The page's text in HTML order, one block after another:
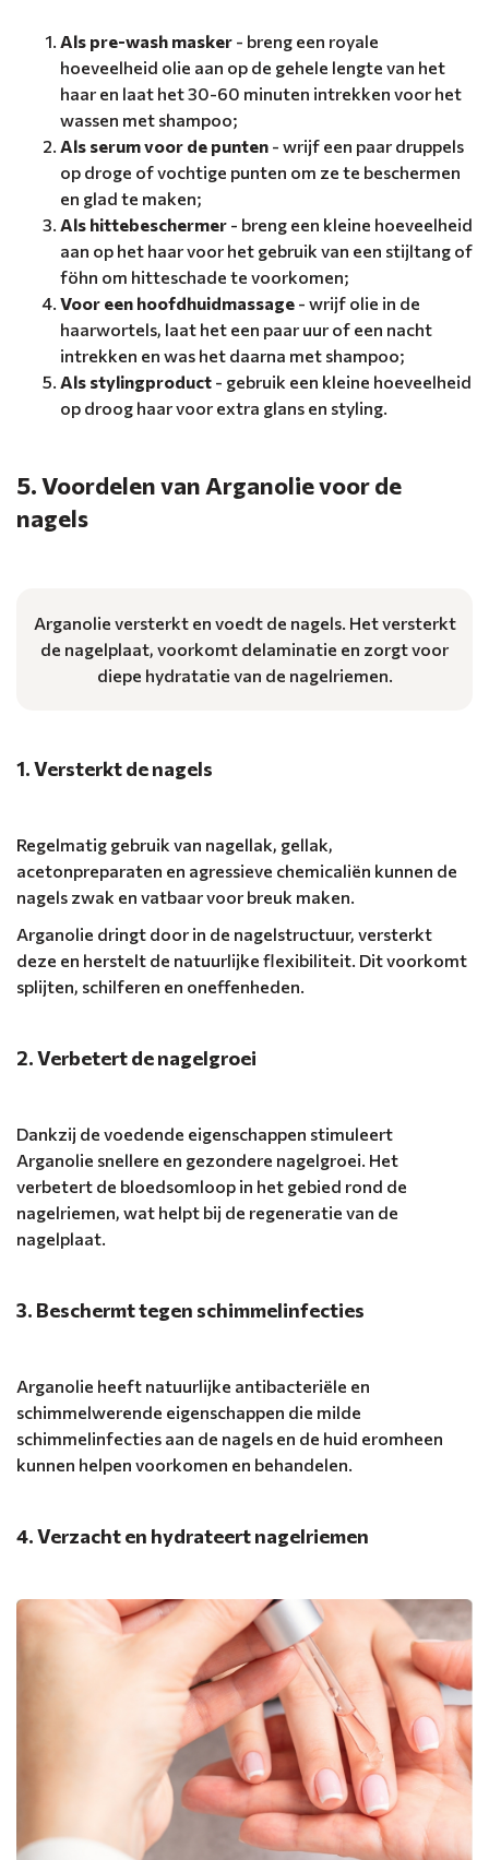
Als pre-wash masker - breng een royale
hoeveelheid olie aan op de gehele lengte van het
haar en laat het 30-60 minuten intrekken voor het
wassen met shampoo;
Als serum voor de punten - wrijf een paar druppels
op droge of vochtige punten om ze te beschermen
en glad te maken;
Als hittebeschermer - breng een kleine hoeveelheid
aan op het haar voor het gebruik van een stijltang of
föhn om hitteschade te voorkomen;
Voor een hoofdhuidmassage - wrijf olie in de
haarwortels, laat het een paar uur of een nacht
intrekken en was het daarna met shampoo;
Als stylingproduct - gebruik een kleine hoeveelheid
op droog haar voor extra glans en styling.
5. Voordelen van Arganolie voor de
nagels
Arganolie versterkt en voedt de nagels. Het versterkt
de nagelplaat, voorkomt delaminatie en zorgt voor
diepe hydratatie van de nagelriemen.
1. Versterkt de nagels
Regelmatig gebruik van nagellak, gellak,
acetonpreparaten en agressieve chemicaliën kunnen de
nagels zwak en vatbaar voor breuk maken.
Arganolie dringt door in de nagelstructuur, versterkt
deze en herstelt de natuurlijke flexibiliteit. Dit voorkomt
splijten, schilferen en oneffenheden.
2. Verbetert de nagelgroei
Dankzij de voedende eigenschappen stimuleert
Arganolie snellere en gezondere nagelgroei. Het
verbetert de bloedsomloop in het gebied rond de
nagelriemen, wat helpt bij de regeneratie van de
nagelplaat.
3. Beschermt tegen schimmelinfecties
Arganolie heeft natuurlijke antibacteriële en
schimmelwerende eigenschappen die milde
schimmelinfecties aan de nagels en de huid eromheen
kunnen helpen voorkomen en behandelen.
4. Verzacht en hydrateert nagelriemen